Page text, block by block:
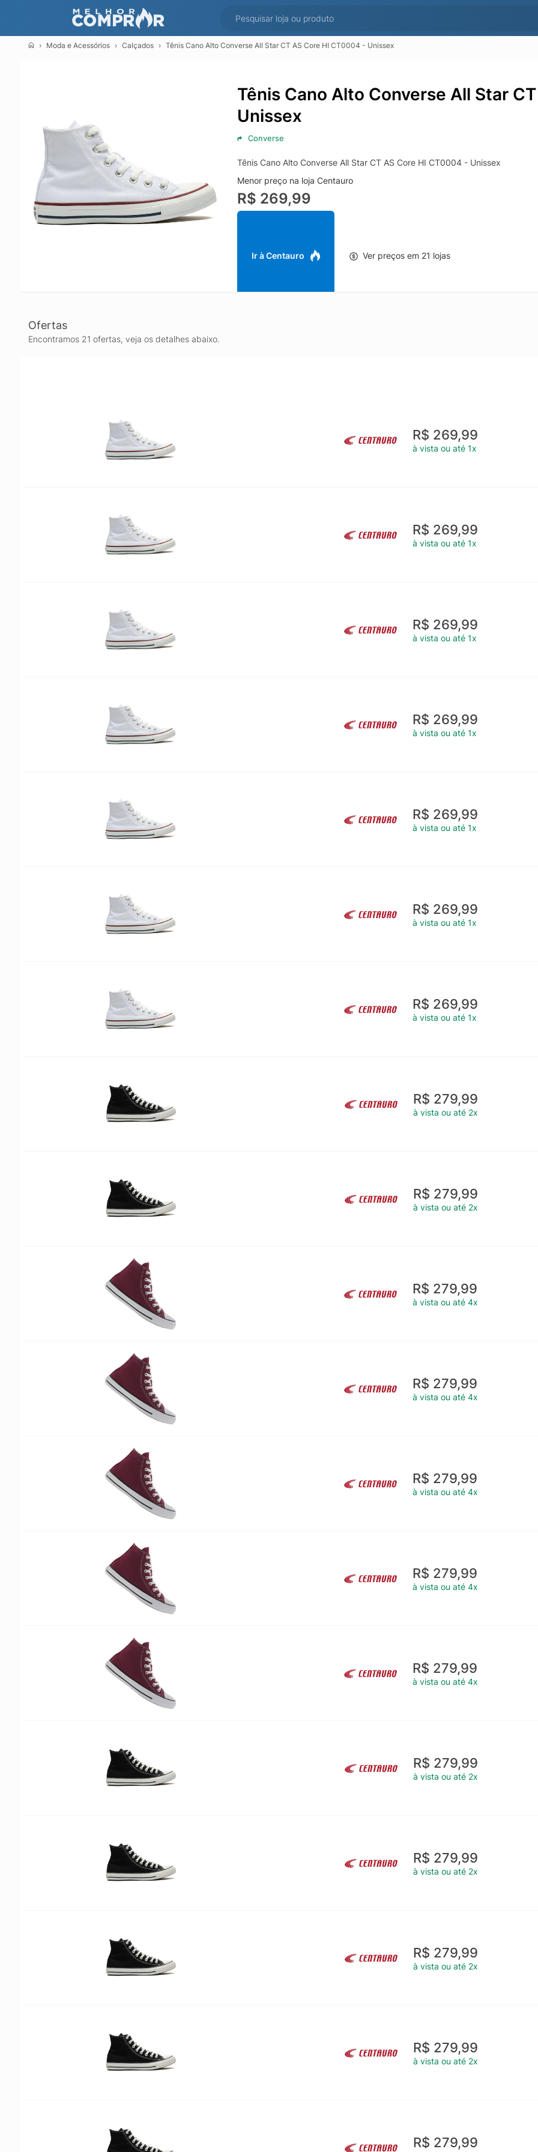
Moda e Acessórios Calçados Tênis Cano Alto Converse All Star CT AS Core HI CT0004 - Unissex
Tênis Cano Alto Converse All Star
Unissex
Converse
Tênis Cano Alto Converse All Star CT AS Core HI CT0004 - Unissex
Menor preço na loja Centauro
R$ 269,99
Ir à Centauro Ver preços em 21 lojas
Ofertas
Encontramos 21 ofertas, veja os detalhes abaixo.
R$ 269,99
à vista ou até 1x
R$ 269,99
à vista ou até 1x
R$ 269,99
à vista ou até 1x
R$ 269,99
à vista ou até 1x
R$ 269,99
à vista ou até 1x
R$ 269,99
à vista ou até 1x
R$ 269,99
à vista ou até 1x
R$ 279,99
à vista ou até 2x
R$ 279,99
à vista ou até 2x
R$ 279,99
à vista ou até 4x
R$ 279,99
à vista ou até 4x
R$ 279,99
à vista ou até 4x
R$ 279,99
à vista ou até 4x
R$ 279,99
à vista ou até 4x
R$ 279,99
à vista ou até 2x
R$ 279,99
à vista ou até 2x
R$ 279,99
à vista ou até 2x
R$ 279,99
à vista ou até 2x
R$ 279,99